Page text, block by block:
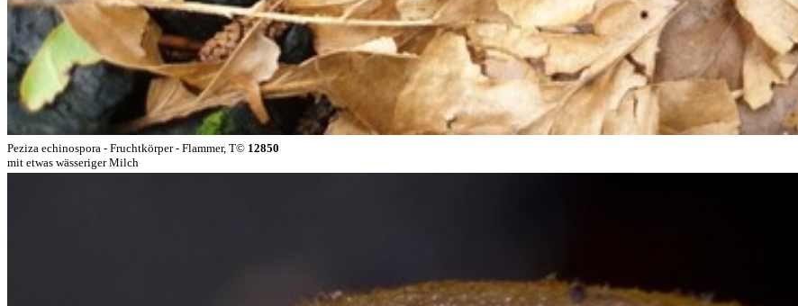
Peziza echinospora - Fruchtkörper - Flammer, T© 12850
mit etwas wässeriger Milch